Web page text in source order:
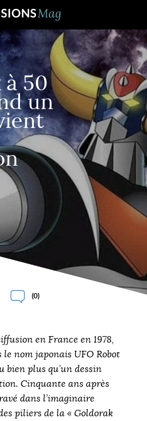
50
un
(0)
en France en 1978,
le nom japonais UFO Robot
bien plus qu’un dessin
Cinquante ans après
dans l’imaginaire
piliers de la « Goldorak